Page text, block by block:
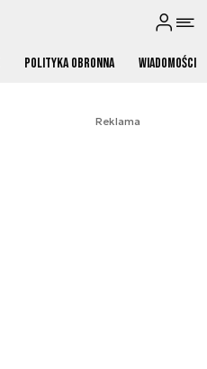
Polityka obronna Wiadomości
Reklama